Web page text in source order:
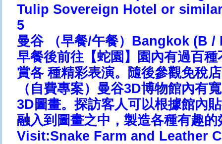
Tulip Sovereign Hotel or
5
曼谷 （早餐/午餐）Bangkok (B /
早餐後前往【蛇園】園內有過百
賞各 種精彩表演。隨後參觀免稅
（自費專案）曼谷3D博物館內有
3D圖畫。探訪客人可以根據館內
融入到圖畫之中，製造各種有趣
Visit:Snake Farm and Leather